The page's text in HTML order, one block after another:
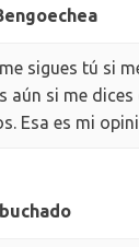
sigues tú si
aún si me
Esa es mi